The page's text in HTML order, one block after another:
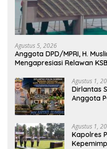
Agustus 5, 2026
Anggota DPD/MPRI, H.
Mengapresiasi Relawan
Agustus 1,
Dirlantas
Anggota
Agustus 1,
Kapolres